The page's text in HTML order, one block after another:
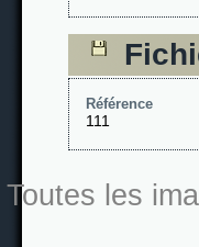
Référence
111
Toutes les